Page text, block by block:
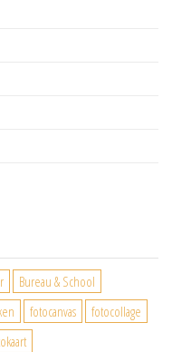
Bureau & School
fotocanvas
fotocollage